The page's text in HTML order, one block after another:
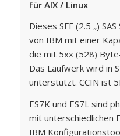
für AIX / Linux
Dieses SFF (2.5 „)
von IBM mit einer
die mit 5xx (528)
Das Laufwerk wird in
unterstützt. CCIN ist
ES7K und ES7L sind
mit unterschiedlichen
IBM